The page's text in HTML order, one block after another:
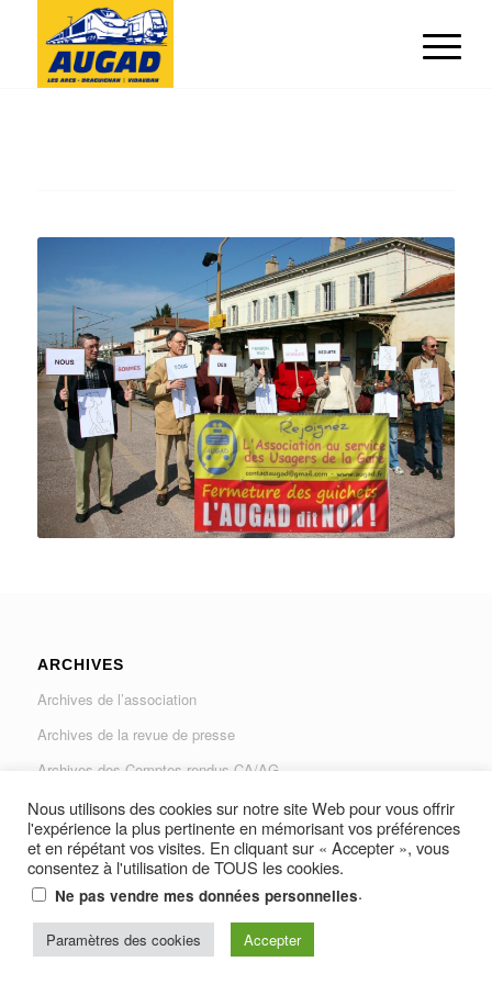
ARCHIVES
Archives de l’association
Archives de la revue de presse
Archives des Comptes rendus CA/AG
Archives du Journal « Traverse »
© Copyright -AUGAD - Association des Usagers de la Gare Les Arcs-
Draguignan et Vidauban-Resine Média Productions
Nous utilisons des cookies sur notre site Web pour vous offrir
l'expérience la plus pertinente en mémorisant vos préférences
et en répétant vos visites. En cliquant sur « Accepter », vous
consentez à l'utilisation de TOUS les cookies.
Ne pas vendre mes données personnelles.
Paramètres des cookies Accepter